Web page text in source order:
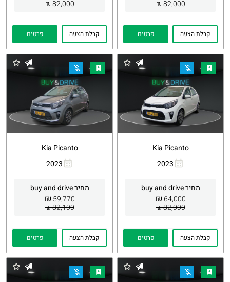
82,000 ₪
קבלת הצעה פרטים
82,000 ₪
קבלת הצעה פרטים
Kia Picanto
2023
מחיר buy and drive
64,000
₪
82,000 ₪
Whatsapp
קבלת הצעה פרטים
Kia Picanto
2023
מחיר buy and drive
59,770
₪
82,100 ₪
Whatsapp
קבלת הצעה פרטים